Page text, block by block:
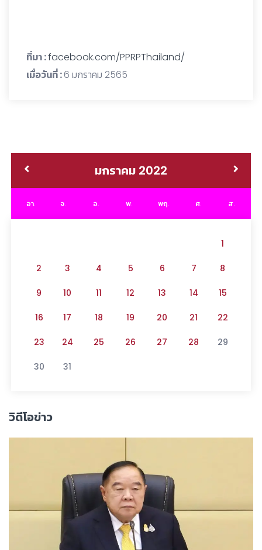
ที่มา :facebook.com/PPRPThailand/
เมื่อวันที่ :6 มกราคม 2565
มกราคม 2022
อา. จ. อ. พ. พฤ. ศ. ส.
1
2 3 4 5 6 7 8
9 10 11 12 13 14 15
16 17 18 19 20 21 22
23 24 25 26 27 28 29
30 31
วิดีโอข่าว